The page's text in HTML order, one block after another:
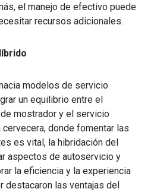
el manejo de efectivo puede
recursos adicionales.
modelos de servicio
un equilibrio entre el
mostrador y el servicio
donde fomentar las
es vital, la hibridación del
aspectos de autoservicio y
la eficiencia y la experiencia
destacaron las ventajas del